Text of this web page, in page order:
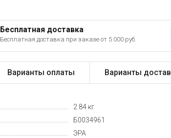
Бесплатная доставка
Бесплатная доставка при заказе от 5 000 руб.
Варианты оплаты Варианты
2.84 кг
Б0034961
ЭРА